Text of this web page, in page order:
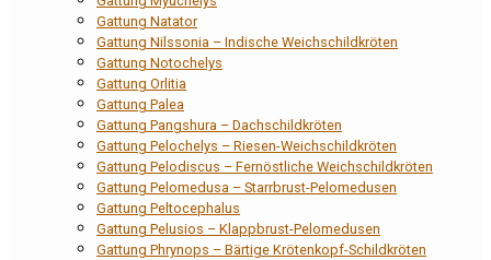
Gattung Natator
Gattung Nilssonia – Indische Weichschildkröten
Gattung Notochelys
Gattung Orlitia
Gattung Palea
Gattung Pangshura – Dachschildkröten
Gattung Pelochelys – Riesen-Weichschildkröten
Gattung Pelodiscus – Fernöstliche Weichschildkröten
Gattung Pelomedusa – Starrbrust-Pelomedusen
Gattung Peltocephalus
Gattung Pelusios – Klappbrust-Pelomedusen
Gattung Phrynops – Bärtige Krötenkopf-Schildkröten